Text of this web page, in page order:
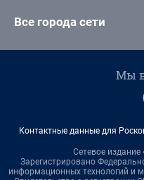
Все города сети
Мы в
Контактные данные для
Сетевое издание
Зарегистрировано
информационных технологий и